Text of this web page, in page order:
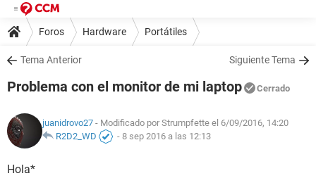
Foros Hardware Portátiles
Tema Anterior Siguiente Tema
Problema con el monitor de mi laptop Cerrado
juanidrovo27 - Modificado por Strumpfette el 6/09/2016, 14:20
R2D2_WD
- 8 sep 2016 a las 12:13
Hola*